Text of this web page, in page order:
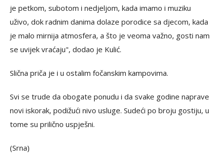
je petkom, subotom i nedjeljom, kada imamo i muziku
uživo, dok radnim danima dolaze porodice sa djecom, kada
je malo mirnija atmosfera, a što je veoma važno, gosti nam
se uvijek vraćaju", dodao je Kulić.
Slična priča je i u ostalim fočanskim kampovima.
Svi se trude da obogate ponudu i da svake godine naprave
novi iskorak, podižući nivo usluge. Sudeći po broju gostiju, u
tome su prilično uspješni.
(Srna)